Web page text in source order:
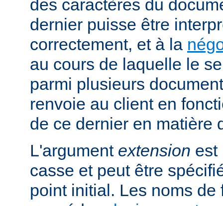
des caractères du
dernier puisse être
correctement, et à la
au cours de laquelle le
parmi plusieurs
renvoie au client en
de ce dernier en matière
L'argument extension est
casse et peut être
point initial. Les noms de